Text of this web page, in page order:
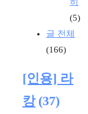
(5)
글 전체
(166)
[인용] 라
캉 (37)